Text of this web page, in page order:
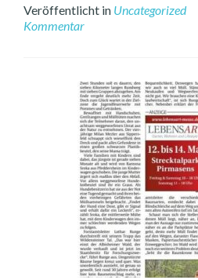
Veröffentlicht in Uncategorized
Kommentar